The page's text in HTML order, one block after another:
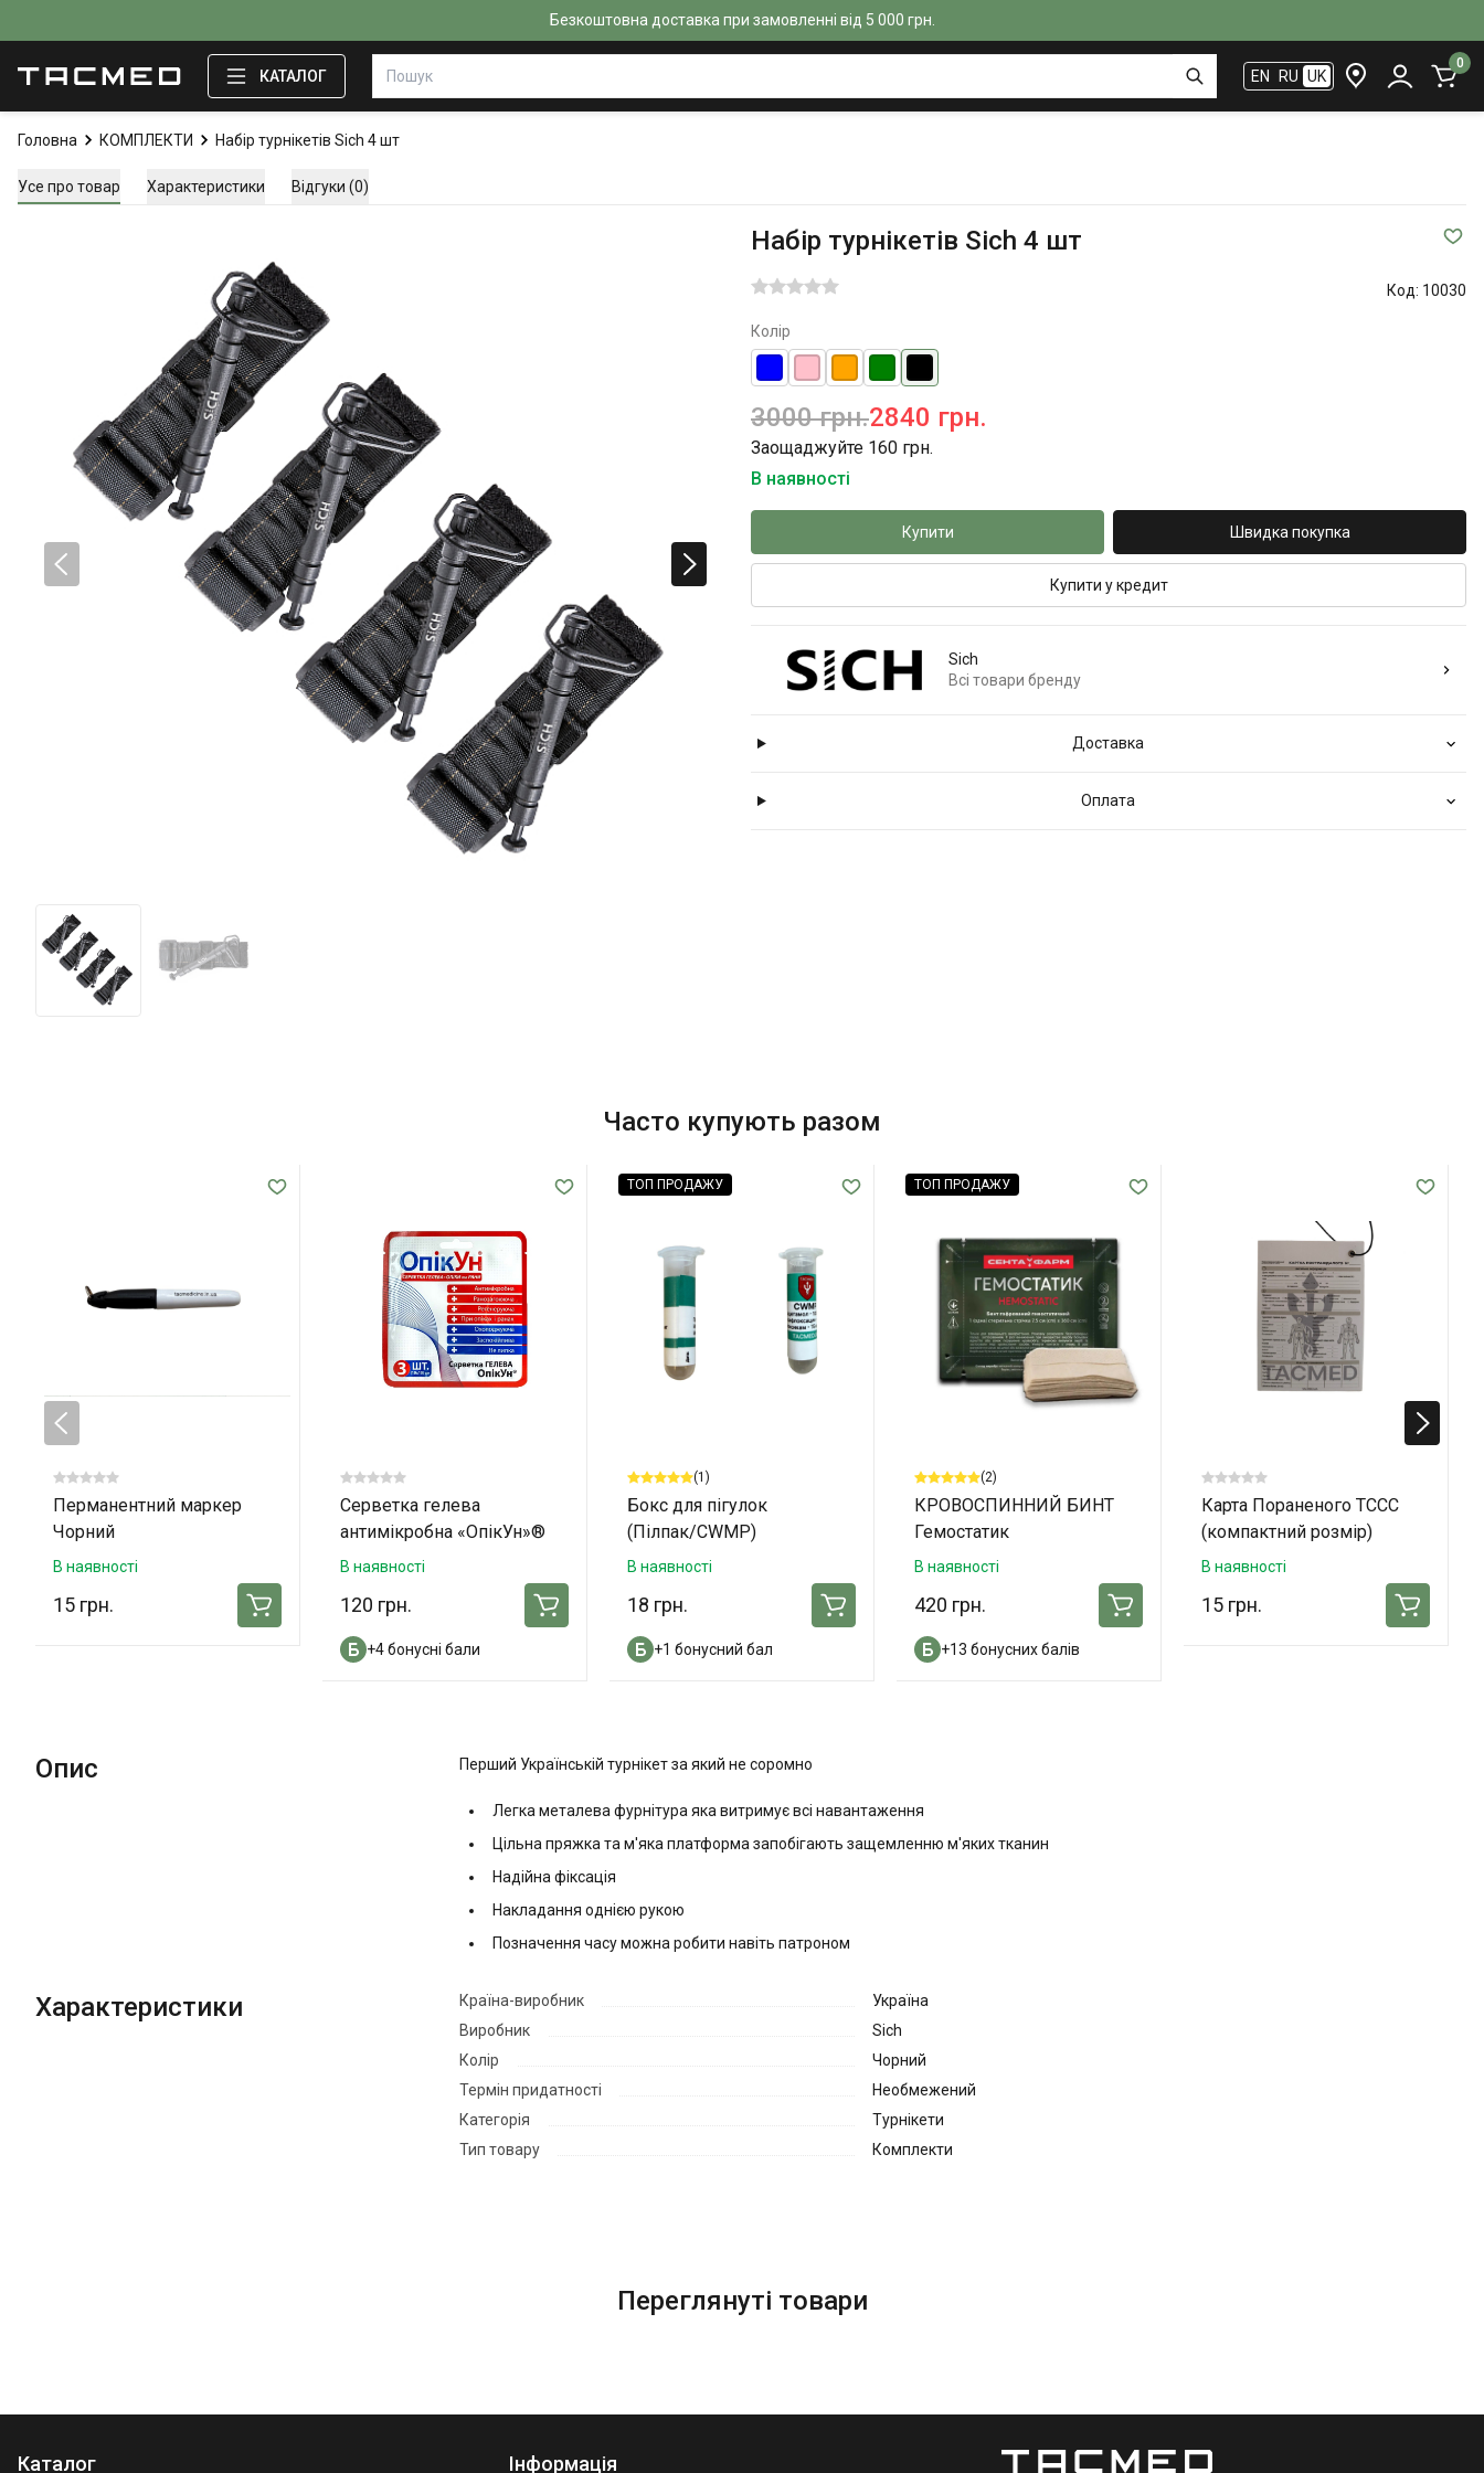
Безкоштовна доставка при замовленні від 5 000 грн.
КАТАЛОГ EN RU UK
0
Головна КОМПЛЕКТИ Набір турнікетів Sich 4 шт
Усе про товар Характеристики Відгуки (0)
Набір турнікетів Sich 4 шт
Код: 10030
Колір
3000 грн.2840 грн.
Заощаджуйте 160 грн.
В наявності
Купити Швидка покупка
Купити у кредит
Sich
Всі товари бренду
Доставка
Оплата
Часто купують разом
Перманентний маркер
Чорний
В наявності
15 грн.
Серветка гелева
антимікробна «ОпікУн»®
(10х10 см) - 3 шт. в
В наявності
120 грн.
+4 бонусні бали
ТОП ПРОДАЖУ
(1)
Бокс для пігулок
(Пілпак/CWMP)
В наявності
18 грн.
+1 бонусний бал
ТОП ПРОДАЖУ
(2)
КРОВОСПИННИЙ БИНТ
Гемостатик
В наявності
420 грн.
+13 бонусних балів
Карта Пораненого TCCC
(компактний розмір)
В наявності
15 грн.
Опис Перший Українській турнікет за який не соромно
Легка металева фурнітура яка витримує всі навантаження
Цільна пряжка та м'яка платформа запобігають защемленню м'яких тканин
Надійна фіксація
Накладання однією рукою
Позначення часу можна робити навіть патроном
Характеристики Країна-виробник
Україна
Виробник
Sich
Колір
Чорний
Термін придатності
Необмежений
Категорія
Турнікети
Тип товару
Комплекти
Переглянуті товари
Каталог Інформація